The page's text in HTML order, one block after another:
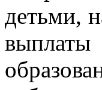
детьми,